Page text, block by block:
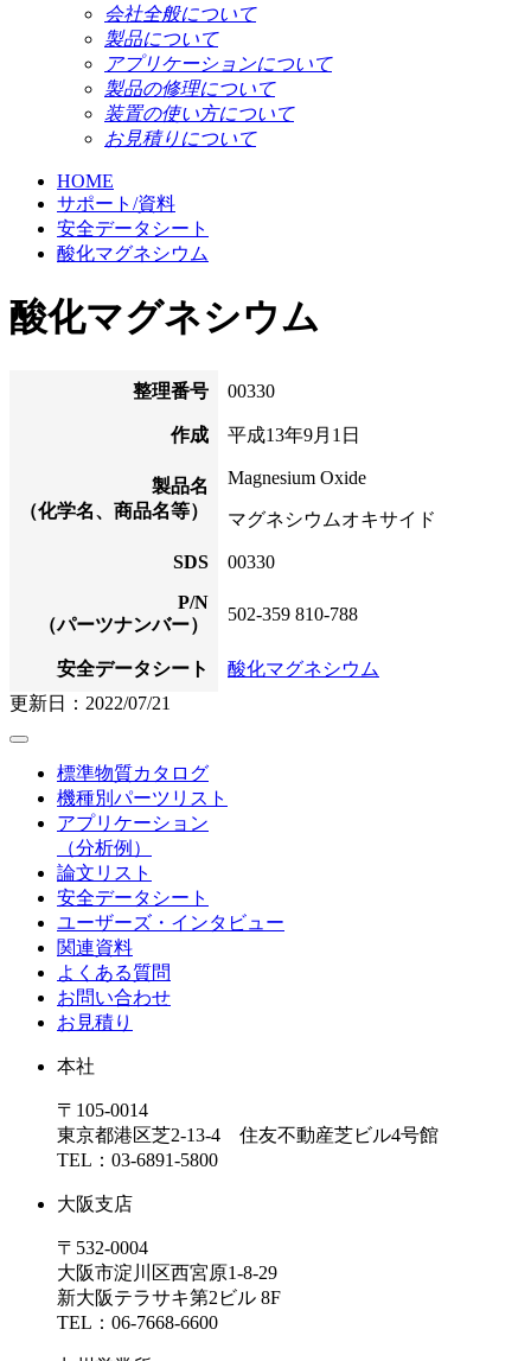
会社全般について
製品について
アプリケーションについて
製品の修理について
装置の使い方について
お見積りについて
HOME
サポート/資料
安全データシート
酸化マグネシウム
酸化マグネシウム
整理番号 00330
作成 平成13年9月1日
製品名
（化学名、商品名等）
Magnesium Oxide
マグネシウムオキサイド
SDS
00330
P/N
（パーツナンバー）
502-359 810-788
安全データシート
酸化マグネシウム
更新日：2022/07/21
標準物質カタログ
機種別パーツリスト
アプリケーション
（分析例）
論文リスト
安全データシート
ユーザーズ・インタビュー
関連資料
よくある質問
お問い合わせ
お見積り
本社
〒105-0014
東京都港区芝2-13-4 住友不動産芝ビル4号館
TEL：03-6891-5800
大阪支店
〒532-0004
大阪市淀川区西宮原1-8-29
新大阪テラサキ第2ビル 8F
TEL：06-7668-6600